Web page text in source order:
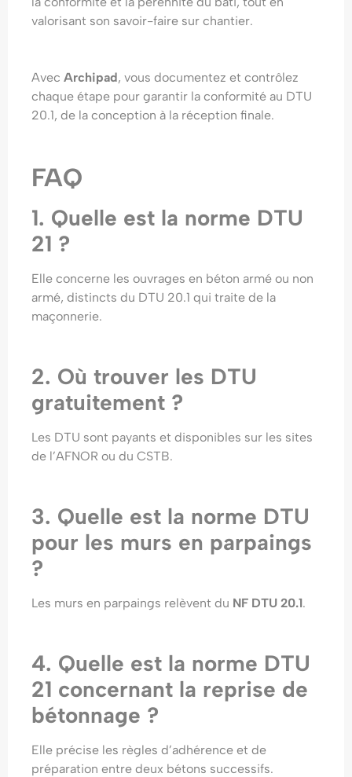
valorisant son savoir-faire sur chantier.
Avec Archipad, vous documentez et contrôlez
chaque étape pour garantir la conformité au DTU
20.1, de la conception à la réception finale.
FAQ
1. Quelle est la norme DTU
21 ?
Elle concerne les ouvrages en béton armé ou non
armé, distincts du DTU 20.1 qui traite de la
maçonnerie.
2. Où trouver les DTU
gratuitement ?
Les DTU sont payants et disponibles sur les sites
de l’AFNOR ou du CSTB.
3. Quelle est la norme DTU
pour les murs en parpaings
?
Les murs en parpaings relèvent du NF DTU 20.1.
4. Quelle est la norme DTU
21 concernant la reprise de
bétonnage ?
Elle précise les règles d’adhérence et de
préparation entre deux bétons successifs.